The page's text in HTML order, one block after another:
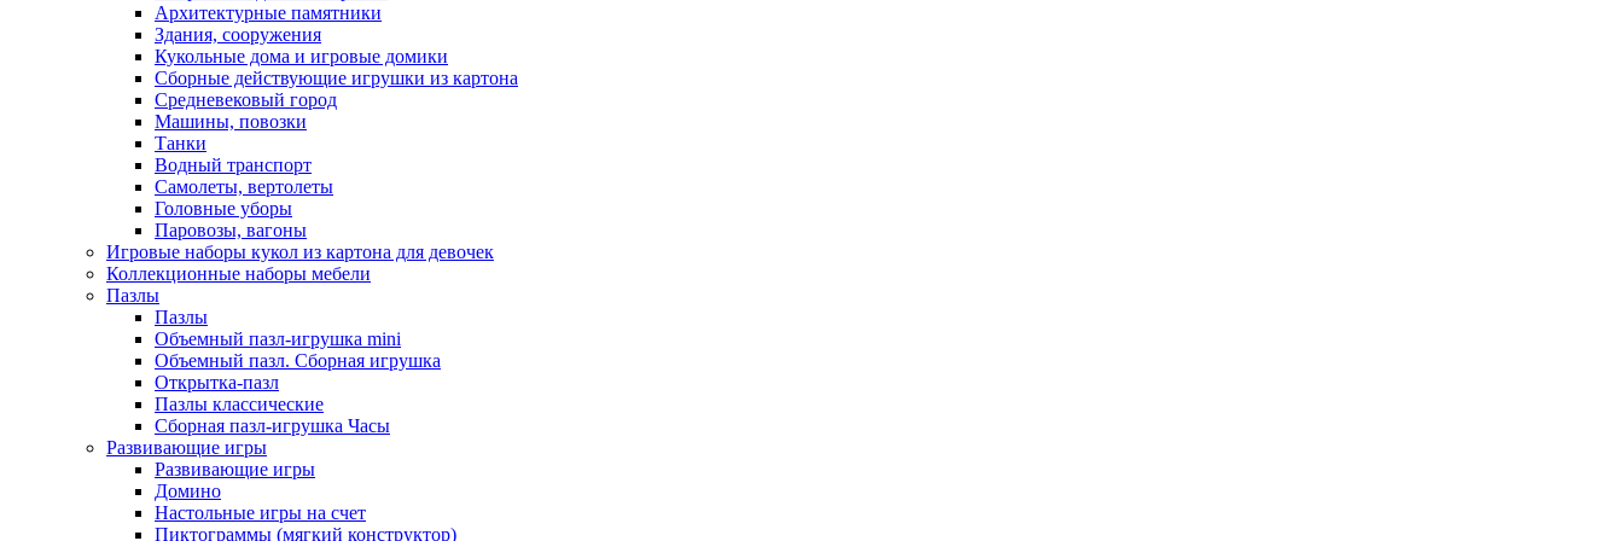
Архитектурные памятники
Здания, сооружения
Кукольные дома и игровые домики
Сборные действующие игрушки из картона
Средневековый город
Машины, повозки
Танки
Водный транспорт
Самолеты, вертолеты
Головные уборы
Паровозы, вагоны
Игровые наборы кукол из картона для девочек
Коллекционные наборы мебели
Пазлы
Пазлы
Объемный пазл-игрушка mini
Объемный пазл. Сборная игрушка
Открытка-пазл
Пазлы классические
Сборная пазл-игрушка Часы
Развивающие игры
Развивающие игры
Домино
Настольные игры на счет
Пиктограммы (мягкий конструктор)